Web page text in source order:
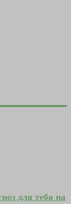
для тебя на